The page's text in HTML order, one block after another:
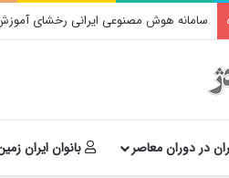
سامانه هوش مصنوعی ایرانی رخشای
در دوران معاصر بانوان ایران